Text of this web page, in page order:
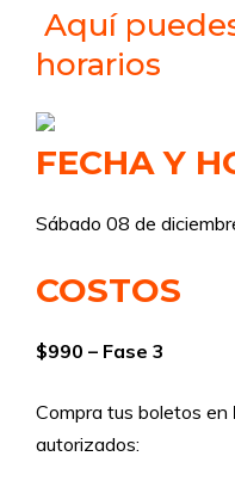
Aquí
horarios
FECHA Y
Sábado 08 de
COSTOS
$990 – Fase 3
Compra tus boletos en
autorizados: